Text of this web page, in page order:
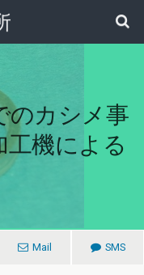
のカシメ事
機による
Mail SMS